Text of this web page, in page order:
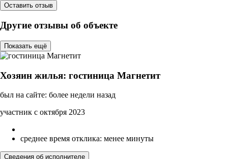
Оставить отзыв
Другие отзывы об объекте
Показать ещё
Хозяин жилья: гостиница Магнетит
был на сайте: более недели назад
участник с октября 2023
среднее время отклика: менее минуты
Сведения об исполнителе